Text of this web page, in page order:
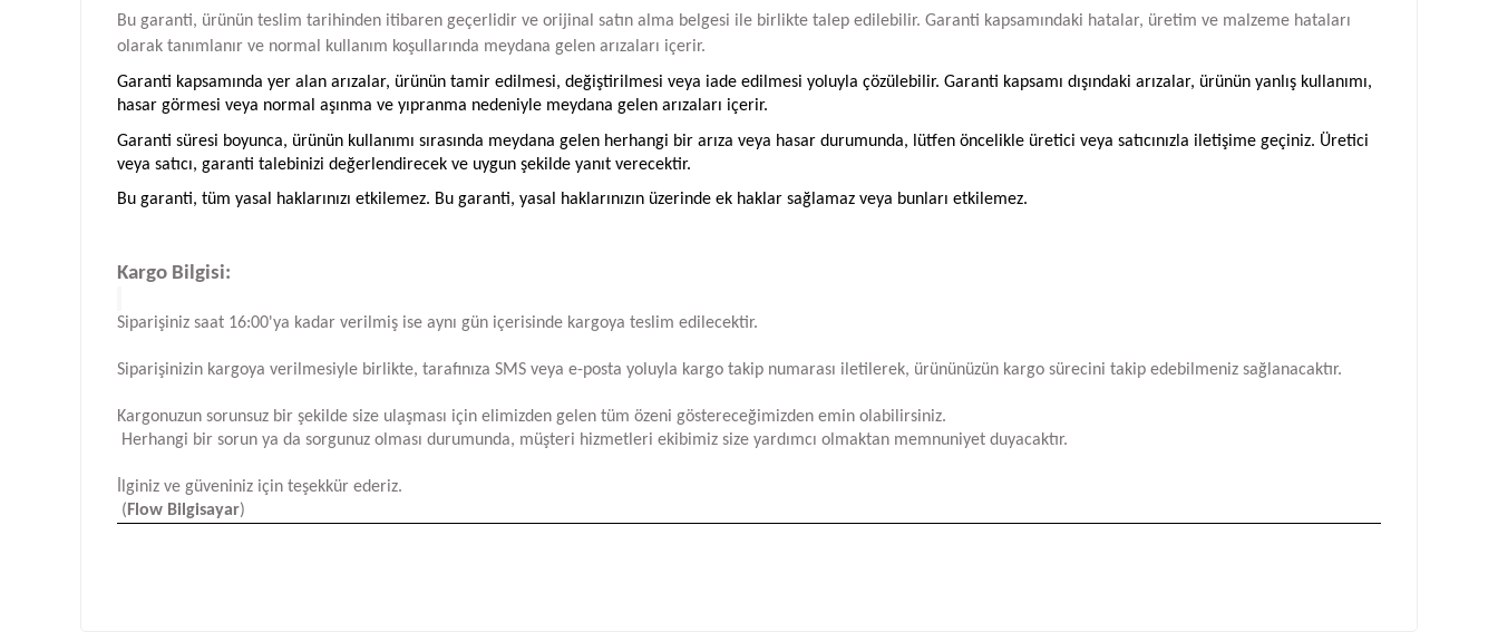
Bu garanti, ürünün teslim tarihinden itibaren geçerlidir ve orijinal satın alma belgesi ile birlikte talep edilebilir. Garanti kapsamındaki hatalar, üretim ve malzeme hataları
olarak tanımlanır ve normal kullanım koşullarında meydana gelen arızaları içerir.
Garanti kapsamında yer alan arızalar, ürünün tamir edilmesi, değiştirilmesi veya iade edilmesi yoluyla çözülebilir. Garanti kapsamı dışındaki arızalar, ürünün yanlış kullanımı,
hasar görmesi veya normal aşınma ve yıpranma nedeniyle meydana gelen arızaları içerir.
Garanti süresi boyunca, ürünün kullanımı sırasında meydana gelen herhangi bir arıza veya hasar durumunda, lütfen öncelikle üretici veya satıcınızla iletişime geçiniz. Üretici
veya satıcı, garanti talebinizi değerlendirecek ve uygun şekilde yanıt verecektir.
Bu garanti, tüm yasal haklarınızı etkilemez. Bu garanti, yasal haklarınızın üzerinde ek haklar sağlamaz veya bunları etkilemez.
Kargo Bilgisi:
Siparişiniz saat 16:00'ya kadar verilmiş ise aynı gün içerisinde kargoya teslim edilecektir.
Siparişinizin kargoya verilmesiyle birlikte, tarafınıza SMS veya e-posta yoluyla kargo takip numarası iletilerek, ürününüzün kargo sürecini takip edebilmeniz sağlanacaktır.
Kargonuzun sorunsuz bir şekilde size ulaşması için elimizden gelen tüm özeni göstereceğimizden emin olabilirsiniz.
Herhangi bir sorun ya da sorgunuz olması durumunda, müşteri hizmetleri ekibimiz size yardımcı olmaktan memnuniyet duyacaktır.
İlginiz ve güveniniz için teşekkür ederiz.
( Flow Bilgisayar)